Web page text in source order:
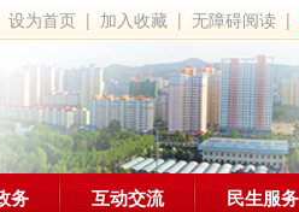
设为首页 | 加入收藏 |无障碍阅读 |
务 互动交流 民生服务